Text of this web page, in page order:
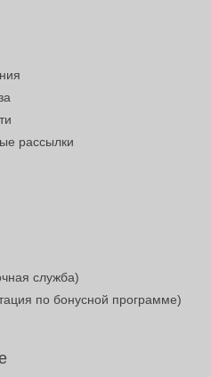
рассылки
служба)
по бонусной программе)